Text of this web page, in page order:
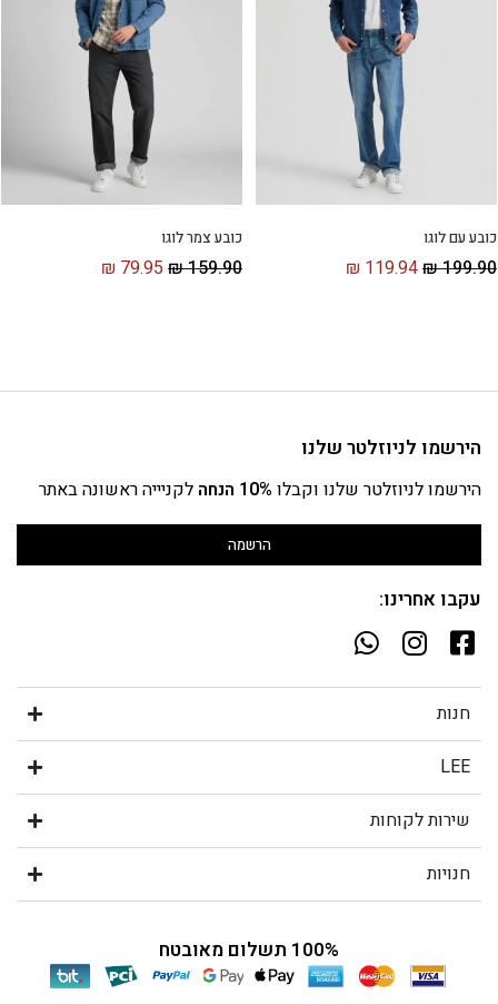
כובע עם לוגו
₪199.90
₪ 119.94
כובע צמר לוגו
₪159.90
₪ 79.95
הירשמו לניוזלטר שלנו
הירשמו לניוזלטר שלנו וקבלו 10% הנחה לקניייה ראשונה באתר
הרשמה
עקבו אחרינו:
חנות
LEE
שירות לקוחות
חנויות
100% תשלום מאובטח